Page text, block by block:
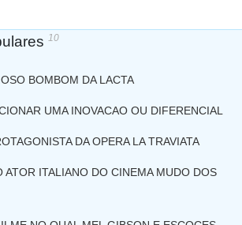
10
BOMBOM DA LACTA
UMA INOVACAO OU DIFERENCIAL
DA OPERA LA TRAVIATA
ATOR ITALIANO DO CINEMA MUDO DOS